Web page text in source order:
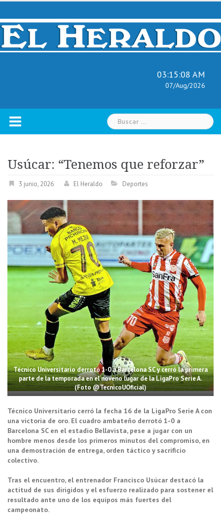
Skip
content
03:15:10 AM
07/Aug/2026
Buscar:
Usúcar: “Tenemos que reforzar”
3 junio, 2026 El Heraldo Deportes
Técnico Universitario derrotó 1-0 a Barcelona SC y cerró la primera
parte de la temporada en el noveno lugar de la LigaPro Serie A.
(Foto @TecnicoUOficial)
Técnico Universitario cerró la fecha 16 de la LigaPro Serie A con
una victoria de oro. El cuadro ambateño derrotó 1-0 a
Barcelona SC en el estadio Bellavista, pese a jugar con un
hombre menos desde los primeros minutos del compromiso, en
una demostración de entrega, orden táctico y sacrificio
colectivo.
Tras el encuentro, el entrenador Francisco Usúcar destacó la
actitud de sus dirigidos y el esfuerzo realizado para sostener el
resultado ante uno de los equipos más fuertes del
campeonato.